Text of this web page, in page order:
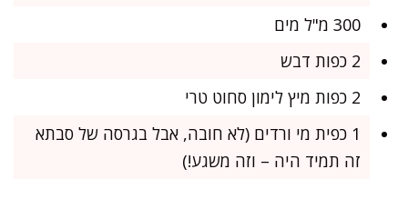
300 מ"ל מים
2 כפות דבש
2 כפות מיץ לימון סחוט טרי
1 כפית מי ורדים (לא חובה, אבל בגרסה של סבתא
זה תמיד היה – וזה משגע!)